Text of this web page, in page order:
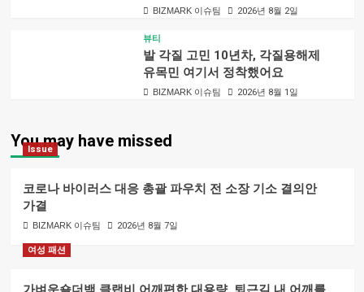
BIZMARK 이슈팀 2026년 8월 2일
뷰티
발 각질 고민 10년차, 각질용해제
유목민 여기서 정착했어요
BIZMARK 이슈팀 2026년 8월 1일
You may have missed
Issue
코로나 바이러스 대응 총괄 파우치 전 소장 기소 결의안
가결
BIZMARK 이슈팀 2026년 8월 7일
여성 패션